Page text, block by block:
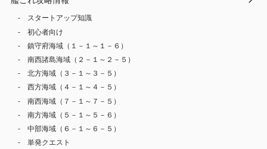
スタートアップ知識
初心者向け
鎮守府海域（１－１～１－６）
南西諸島海域（２－１～２－５）
北方海域（３－１～３－５）
西方海域（４－１～４－５）
南西海域（７－１～７－５）
南方海域（５－１～５－６）
中部海域（６－１～６－５）
単発クエスト